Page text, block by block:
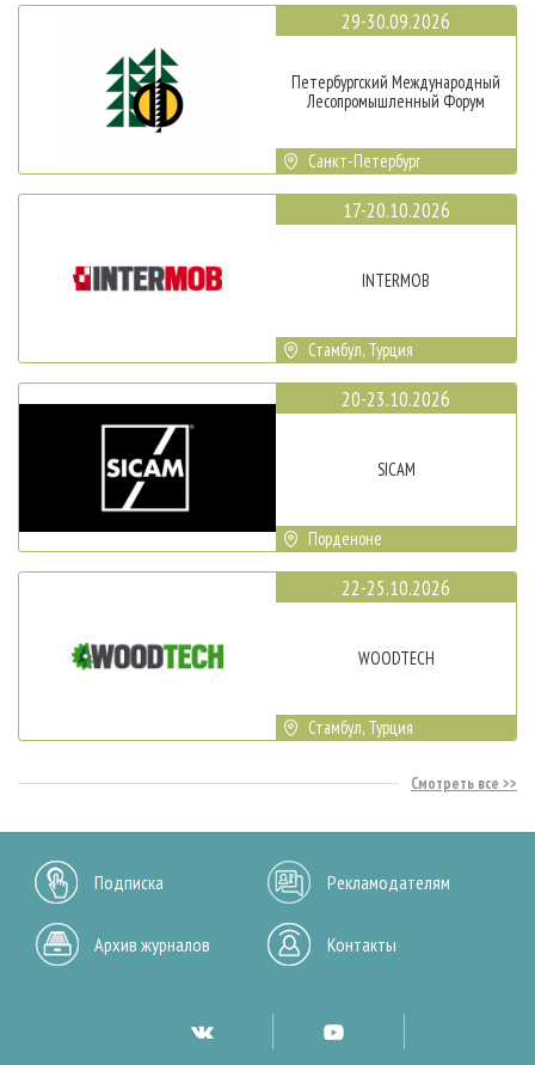
29-30.09.2026
Петербургский Международный
Лесопромышленный Форум
Санкт-Петербург
17-20.10.2026
INTERMOB
Стамбул, Турция
20-23.10.2026
SICAM
Порденоне
22-25.10.2026
WOODTECH
Стамбул, Турция
Смотреть все
Подписка Рекламодателям
Архив журналов Контакты